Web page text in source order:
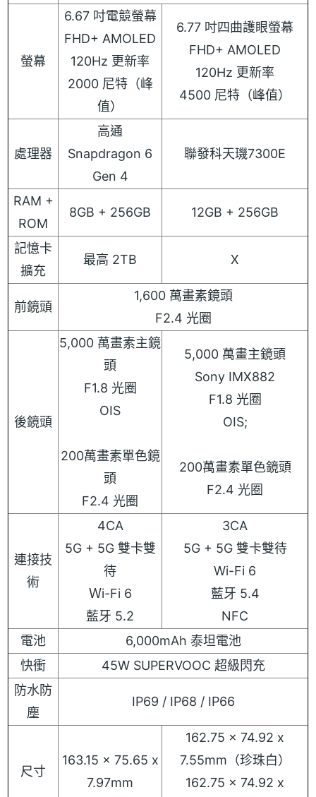
螢幕
6.67 吋電競螢幕
FHD+ AMOLED
120Hz 更新率
2000 尼特（峰
值）
6.77 吋四曲護眼螢幕
FHD+ AMOLED
120Hz 更新率
4500 尼特（峰值）
處理器
高通
Snapdragon 6
Gen 4
聯發科天璣7300E
RAM +
ROM
8GB + 256GB 12GB + 256GB
記憶卡
擴充
最高 2TB X
前鏡頭
1,600 萬畫素鏡頭
F2.4 光圈
後鏡頭
5,000 萬畫素主鏡
頭
F1.8 光圈
OIS
200萬畫素單色鏡
頭
F2.4 光圈
5,000 萬畫主鏡頭
Sony IMX882
F1.8 光圈
OIS;
200萬畫素單色鏡頭
F2.4 光圈
連接技
術
4CA
5G + 5G 雙卡雙
待
Ｗi-Fi 6
藍牙 5.2
3CA
5G + 5G 雙卡雙待
Wi-Fi 6
藍牙 5.4
NFC
電池
6,000mAh 泰坦電池
快衝
45W SUPERVOOC 超級閃充
防水防
塵
IP69 / IP68 / IP66
尺寸
163.15 x 75.65 x
7.97mm
162.75 x 74.92 x
7.55mm（珍珠白）
162.75 x 74.92 x